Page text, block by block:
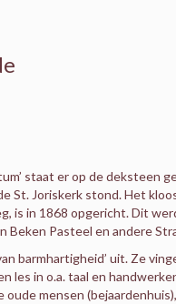
staat er op de deksteen
St. Joriskerk stond. Het
is in 1868 opgericht. Dit
Beken Pasteel en andere
barmhartigheid’ uit. Ze
les in o.a. taal en
mensen